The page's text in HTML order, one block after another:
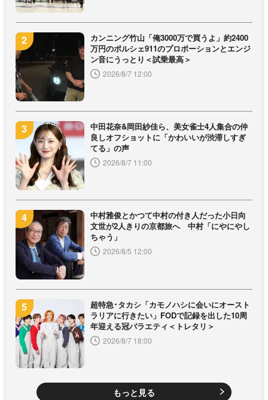
カンニング竹山「俺3000万で買うよ」約2400
万円のポルシェ911のプロポーションとエンジ
ン音にうっとり＜試乗最高＞
2026/8/7 12:00
中田花奈&岡田紗佳ら、美女雀士4人集合の仲
良しオフショットに「かわいいが渋滞しすぎ
てる」の声
2026/8/7 11:00
中村雅俊とかつて中村の付き人だった小日向
文世が2人きりの京都旅へ 中村「にやにやし
ちゃう」
2026/8/5 12:00
超特急･タカシ「カモノハシに会いにオースト
ラリアに行きたい」FODで記録を出した10周
年迎える冠バラエティ＜トレタリ＞
2026/8/7 18:00
もっと見る